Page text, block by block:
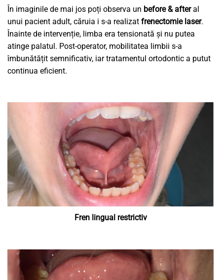
În imaginile de mai jos poți observa un before & afteral
unui pacient adult, căruia i s-a realizat frenectomie laser.
Înainte de intervenție, limba era tensionată și nu putea
atinge palatul. Post-operator, mobilitatea limbii s-a
îmbunătățit semnificativ, iar tratamentul ortodontic a putut
continua eficient.
Fren lingual restrictiv